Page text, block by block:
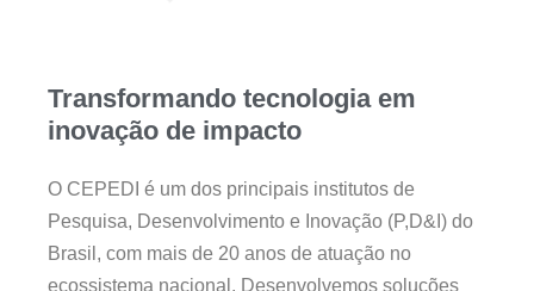
Transformando tecnologia em
inovação de impacto
O CEPEDI é um dos principais institutos de
Pesquisa, Desenvolvimento e Inovação (P,D&I) do
Brasil, com mais de 20 anos de atuação no
ecossistema nacional. Desenvolvemos soluções